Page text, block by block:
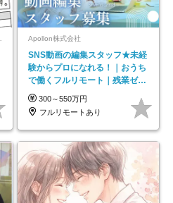
Apollon株式会社
SNS動画の編集スタッフ★未経
験からプロになれる！｜おうち
で働くフルリモート｜残業ゼロ
で18時退勤◎
300～550万円
フルリモートあり